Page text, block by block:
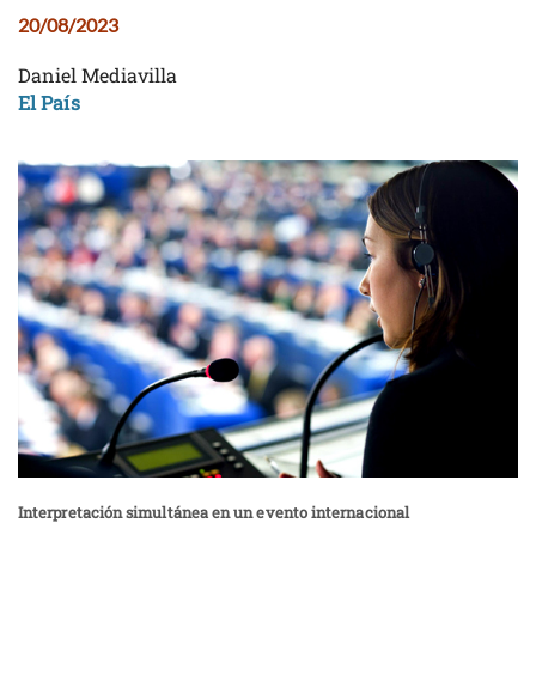
20/08/2023
Daniel Mediavilla
El País
Interpretación simultánea en un evento internacional